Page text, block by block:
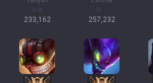
233,162 257,232